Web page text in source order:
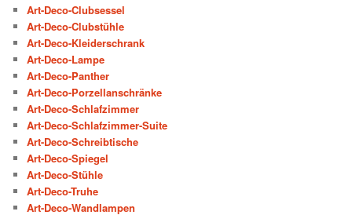
Art-Deco-Clubsessel
Art-Deco-Clubstühle
Art-Deco-Kleiderschrank
Art-Deco-Lampe
Art-Deco-Panther
Art-Deco-Porzellanschränke
Art-Deco-Schlafzimmer
Art-Deco-Schlafzimmer-Suite
Art-Deco-Schreibtische
Art-Deco-Spiegel
Art-Deco-Stühle
Art-Deco-Truhe
Art-Deco-Wandlampen